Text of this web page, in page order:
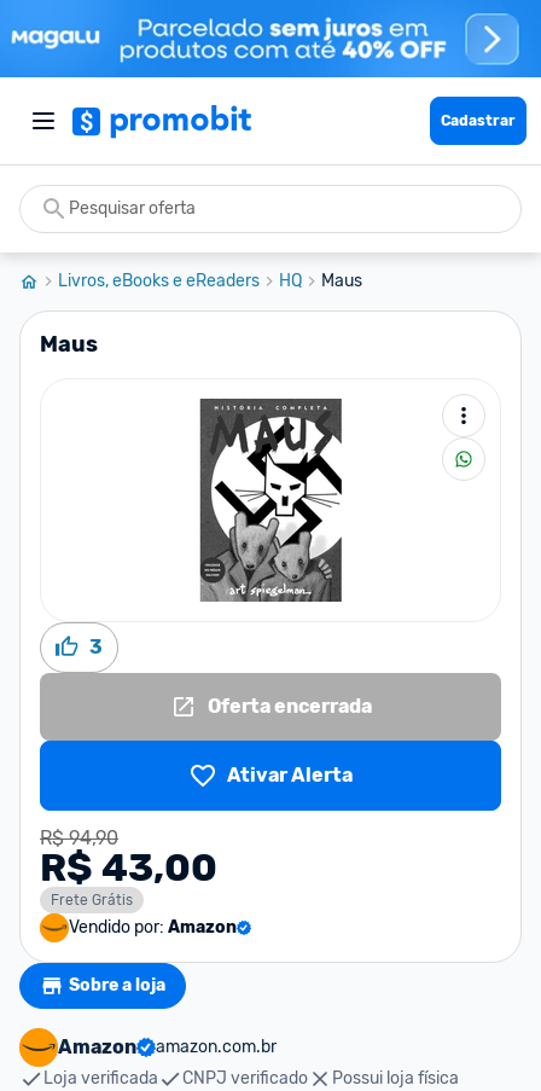
Cadastrar
Livros, eBooks e eReaders HQ Maus
Maus
3
Oferta encerrada
Ativar Alerta
R$ 94,90
R$ 43,00
Frete Grátis
Vendido por: Amazon
Sobre a loja
Amazon
amazon.com.br
Loja verificada
CNPJ verificado
Possui loja física